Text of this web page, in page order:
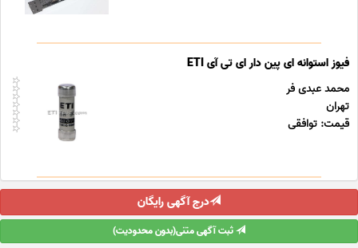
فیوز استوانه ای پین دار ای تی آی ETI
محمد عبدی فر
تهران
قیمت: توافقی
درج آگهی رایگان
ثبت آگهی متنی(بدون محدودیت)